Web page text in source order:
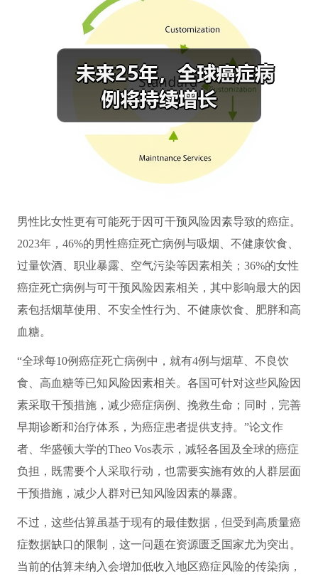
男性比女性更有可能死于因可干预风险因素导致的癌症。
2023年，46%的男性癌症死亡病例与吸烟、不健康饮食、
过量饮酒、职业暴露、空气污染等因素相关；36%的女性
癌症死亡病例与可干预风险因素相关，其中影响最大的因
素包括烟草使用、不安全性行为、不健康饮食、肥胖和高
血糖。
“全球每10例癌症死亡病例中，就有4例与烟草、不良饮
食、高血糖等已知风险因素相关。各国可针对这些风险因
素采取干预措施，减少癌症病例、挽救生命；同时，完善
早期诊断和治疗体系，为癌症患者提供支持。”论文作
者、华盛顿大学的Theo Vos表示，减轻各国及全球的癌症
负担，既需要个人采取行动，也需要实施有效的人群层面
干预措施，减少人群对已知风险因素的暴露。
不过，这些估算虽基于现有的最佳数据，但受到高质量癌
症数据缺口的限制，这一问题在资源匮乏国家尤为突出。
当前的估算未纳入会增加低收入地区癌症风险的传染病，